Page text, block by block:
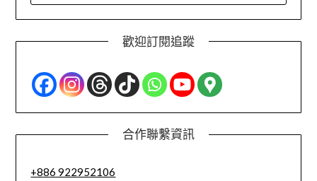
歡迎訂閱追蹤
合作聯繫資訊
+886 922952106